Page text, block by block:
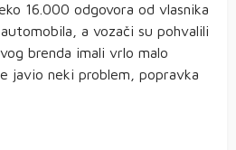
16.000 odgovora od vlasnika
a vozači su pohvalili
brenda imali vrlo malo
javio neki problem, popravka